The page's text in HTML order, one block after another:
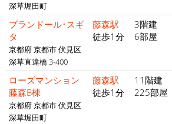
深草堀田町
プランドール･スギ
タ
京都府 京都市 伏見区
深草直違橋 3-400
藤森駅
徒歩1分
3階建
6部屋
ローズマンション
藤森B棟
京都府 京都市 伏見区
深草堀田町
藤森駅
徒歩1分
11階建
225部屋